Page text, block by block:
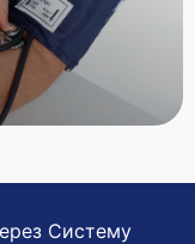
Систему